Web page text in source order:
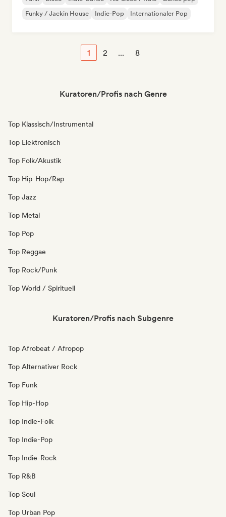
Funky / Jackin House
Indie-Pop Internationaler Pop
1 2 ... 8
Kuratoren/Profis nach Genre
Top Klassisch/Instrumental
Top Elektronisch
Top Folk/Akustik
Top Hip-Hop/Rap
Top Jazz
Top Metal
Top Pop
Top Reggae
Top Rock/Punk
Top World / Spirituell
Kuratoren/Profis nach Subgenre
Top Afrobeat / Afropop
Top Alternativer Rock
Top Funk
Top Hip-Hop
Top Indie-Folk
Top Indie-Pop
Top Indie-Rock
Top R&B
Top Soul
Top Urban Pop